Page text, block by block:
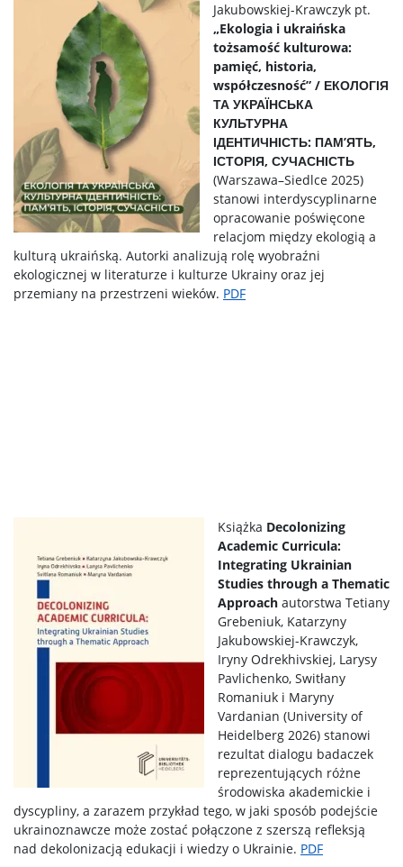
Jakubowskiej-Krawczyk pt.
„Ekologia i ukraińska
tożsamość kulturowa:
pamięć, historia,
współczesność” / ЕКОЛОГІЯ
ТА УКРАЇНСЬКА
КУЛЬТУРНА
ІДЕНТИЧНІСТЬ: ПАМ’ЯТЬ,
ІСТОРІЯ, СУЧАСНІСТЬ
(Warszawa–Siedlce 2025)
stanowi interdyscyplinarne
opracowanie poświęcone
relacjom między ekologią a
kulturą ukraińską. Autorki analizują rolę wyobraźni
ekologicznej w literaturze i kulturze Ukrainy oraz jej
przemiany na przestrzeni wieków. PDF
Książka Decolonizing
Academic Curricula:
Integrating Ukrainian
Studies through a Thematic
Approach autorstwa Tetiany
Grebeniuk, Katarzyny
Jakubowskiej-Krawczyk,
Iryny Odrekhivskiej, Larysy
Pavlichenko, Switłany
Romaniuk i Maryny
Vardanian (University of
Heidelberg 2026) stanowi
rezultat dialogu badaczek
reprezentujących różne
środowiska akademickie i
dyscypliny, a zarazem przykład tego, w jaki sposób podejście
ukrainoznawcze może zostać połączone z szerszą refleksją
nad dekolonizacją edukacji i wiedzy o Ukrainie. PDF